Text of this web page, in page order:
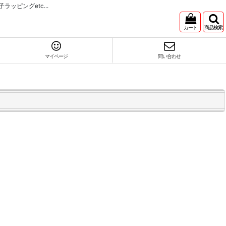
ラッピングetc...
カート 商品検索
マイページ 問い合わせ